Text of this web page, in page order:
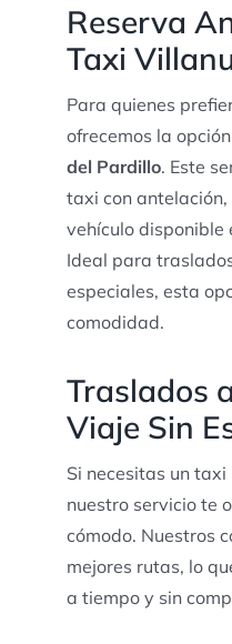
Reserva
Taxi
Para quienes
ofrecemos la
del Pardillo. Este
taxi con
vehículo disponible
Ideal para
especiales, esta
comodidad.
Traslados
Viaje Sin
Si necesitas un
nuestro servicio te
cómodo. Nuestros
mejores rutas, lo
a tiempo y sin